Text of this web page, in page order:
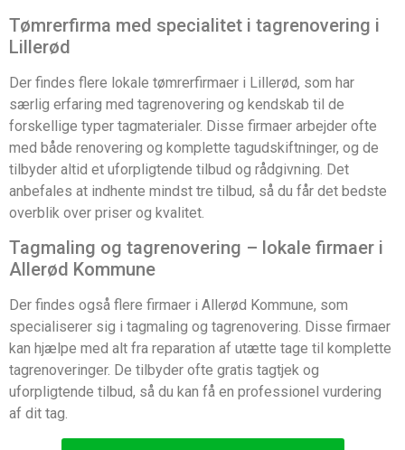
Tømrerfirma med specialitet i tagrenovering i
Lillerød
Der findes flere lokale tømrerfirmaer i Lillerød, som har
særlig erfaring med tagrenovering og kendskab til de
forskellige typer tagmaterialer. Disse firmaer arbejder ofte
med både renovering og komplette tagudskiftninger, og de
tilbyder altid et uforpligtende tilbud og rådgivning. Det
anbefales at indhente mindst tre tilbud, så du får det bedste
overblik over priser og kvalitet.
Tagmaling og tagrenovering – lokale firmaer i
Allerød Kommune
Der findes også flere firmaer i Allerød Kommune, som
specialiserer sig i tagmaling og tagrenovering. Disse firmaer
kan hjælpe med alt fra reparation af utætte tage til komplette
tagrenoveringer. De tilbyder ofte gratis tagtjek og
uforpligtende tilbud, så du kan få en professionel vurdering
af dit tag.